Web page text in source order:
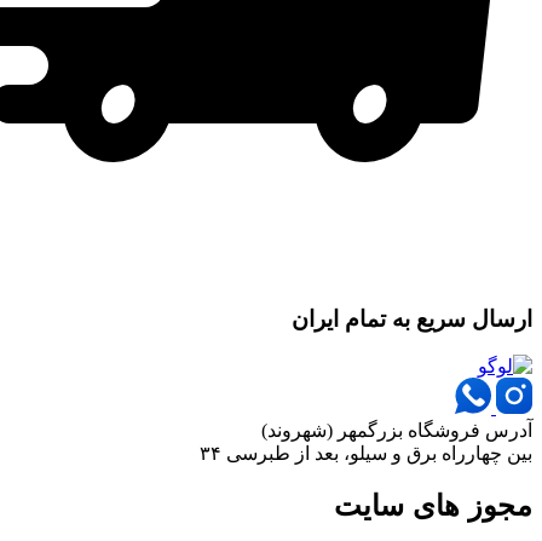
ارسال سریع به تمام ایران
آدرس فروشگاه بزرگمهر (شهروند)
بین چهارراه برق و سیلو، بعد از طبرسی ۳۴
مجوز های سایت